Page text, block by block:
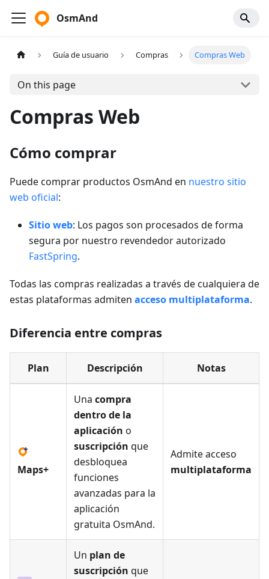
OsmAnd
Guía de usuario Compras Compras Web
On this page
Compras Web
Cómo comprar
Puede comprar productos OsmAnd en nuestro sitio
web oficial:
Sitio web: Los pagos son procesados de forma
segura por nuestro revendedor autorizado
FastSpring.
Todas las compras realizadas a través de cualquiera de
estas plataformas admiten acceso multiplataforma.
Diferencia entre compras
Plan Descripción Notas
Maps+
Una compra
dentro de la
aplicación o
suscripción que
desbloquea
funciones
avanzadas para la
aplicación
gratuita OsmAnd.
Admite acceso
multiplataforma
Un plan de
suscripción que